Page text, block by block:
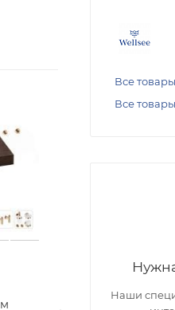
столешницей 80
Все
Все
Наши